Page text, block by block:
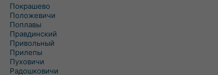
Покрашево
Положевичи
Поплавы
Правдинский
Привольный
Прилепы
Пуховичи
Радошковичи